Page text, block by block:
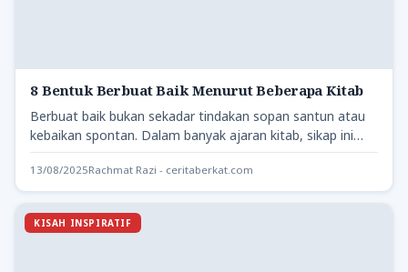
8 Bentuk Berbuat Baik Menurut Beberapa Kitab
Berbuat baik bukan sekadar tindakan sopan santun atau
kebaikan spontan. Dalam banyak ajaran kitab, sikap ini
menjadi pondasi…
13/08/2025Rachmat Razi - ceritaberkat.com
KISAH INSPIRATIF